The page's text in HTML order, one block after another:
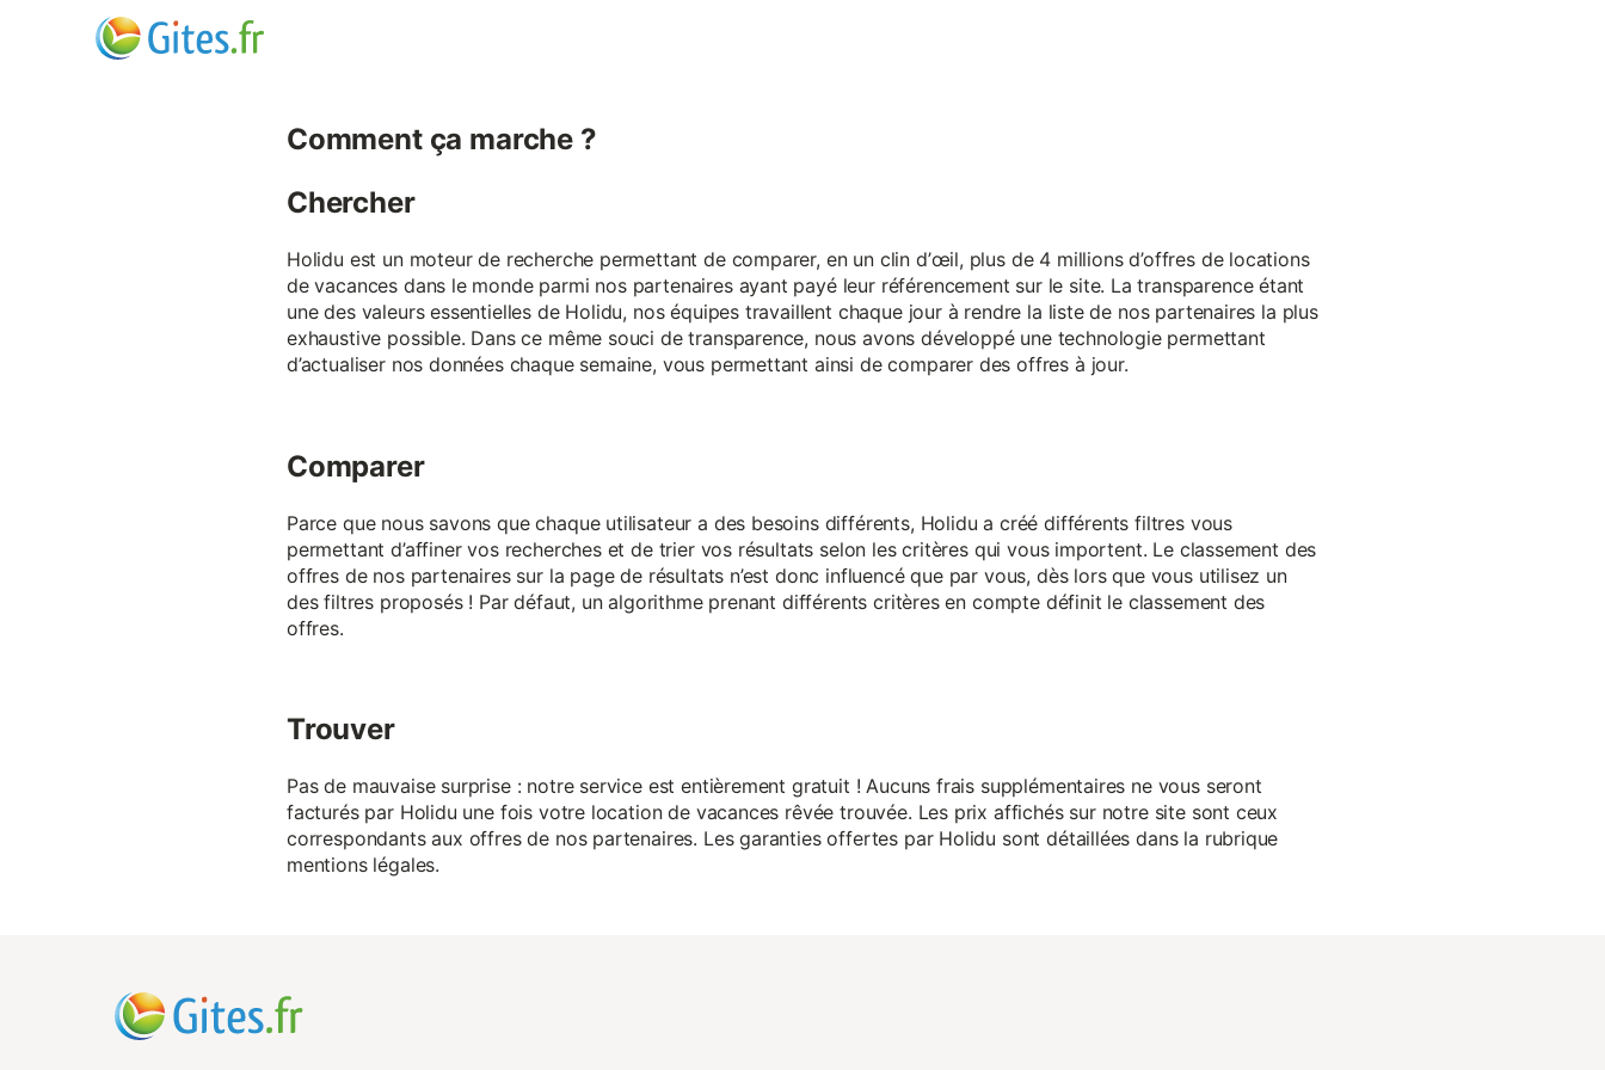
Comment ça marche ?
Chercher
Holidu est un moteur de recherche permettant de comparer, en un clin d’œil, plus de 4 millions d’offres de locations
de vacances dans le monde parmi nos partenaires ayant payé leur référencement sur le site. La transparence étant
une des valeurs essentielles de Holidu, nos équipes travaillent chaque jour à rendre la liste de nos partenaires la plus
exhaustive possible. Dans ce même souci de transparence, nous avons développé une technologie permettant
d’actualiser nos données chaque semaine, vous permettant ainsi de comparer des offres à jour.
Comparer
Parce que nous savons que chaque utilisateur a des besoins différents, Holidu a créé différents filtres vous
permettant d’affiner vos recherches et de trier vos résultats selon les critères qui vous importent. Le classement des
offres de nos partenaires sur la page de résultats n’est donc influencé que par vous, dès lors que vous utilisez un
des filtres proposés ! Par défaut, un algorithme prenant différents critères en compte définit le classement des
offres.
Trouver
Pas de mauvaise surprise : notre service est entièrement gratuit ! Aucuns frais supplémentaires ne vous seront
facturés par Holidu une fois votre location de vacances rêvée trouvée. Les prix affichés sur notre site sont ceux
correspondants aux offres de nos partenaires. Les garanties offertes par Holidu sont détaillées dans la rubrique
mentions légales.